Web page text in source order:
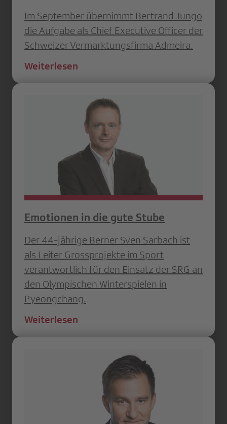
Im September übernimmt Bertrand Jungo
die Aufgabe als Chief Executive Officer der
Schweizer Vermarktungsfirma Admeira.
Weiterlesen
Emotionen in die gute Stube
Der 44-jährige Berner Sven Sarbach ist
als Leiter Grossprojekte im Sport
verantwortlich für den Einsatz der SRG an
den Olympischen Winterspielen in
Pyeongchang.
Weiterlesen